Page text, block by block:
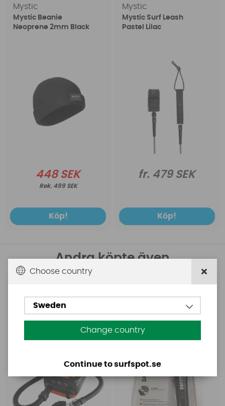
Mystic
Mystic Beanie
Neoprene 2mm Black
448 SEK
499 SEK
Köp!
Mystic
Mystic Surf Leash
Pastel Lilac
fr. 479 SEK
Köp!
Andra köpte även
Base Rechargeable
SUP Pump
Aquasure FD
Choose country
Sweden
Change country
Continue to surfspot.se